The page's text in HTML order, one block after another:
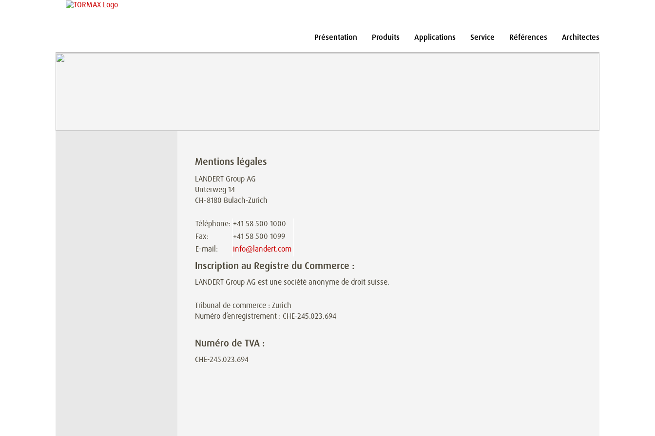
Présentation Produits Applications Service Références Architectes
Mentions légales
LANDERT Group AG
Unterweg 14
CH-8180 Bulach-Zurich
Téléphone: +41 58 500 1000
Fax:
+41 58 500 1099
E-mail:
info@landert.com
Inscription au Registre du Commerce :
LANDERT Group AG est une société anonyme de droit suisse.
Tribunal de commerce : Zurich
Numéro d’enregistrement : CHE-245.023.694
Numéro de TVA :
CHE-245.023.694